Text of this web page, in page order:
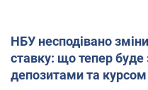
НБУ несподівано
ставку: що тепер
депозитами та курсом